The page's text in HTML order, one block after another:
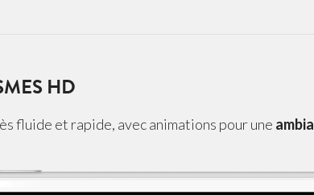
HD
fluide et rapide, avec animations pour une